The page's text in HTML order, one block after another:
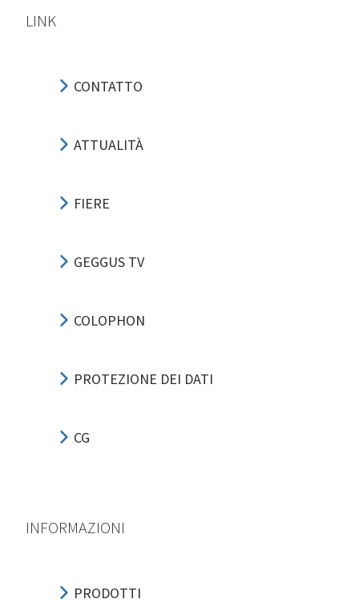
LINK
CONTATTO
ATTUALITÀ
FIERE
GEGGUS TV
COLOPHON
PROTEZIONE DEI DATI
CG
INFORMAZIONI
PRODOTTI